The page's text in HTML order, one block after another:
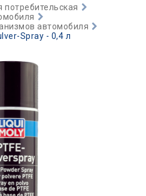
потребительская
автомобиля
Spray - 0,4 л